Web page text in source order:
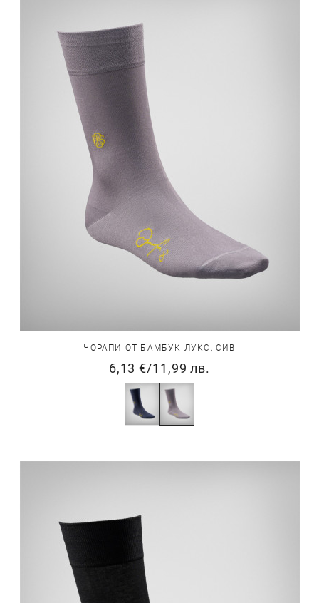
ЧОРАПИ ОТ БАМБУК ЛУКС, СИВ
6,13 €/11,99 лв.